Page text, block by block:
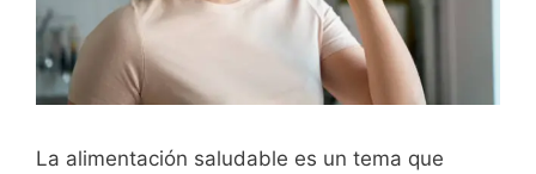
La alimentación saludable es un tema que